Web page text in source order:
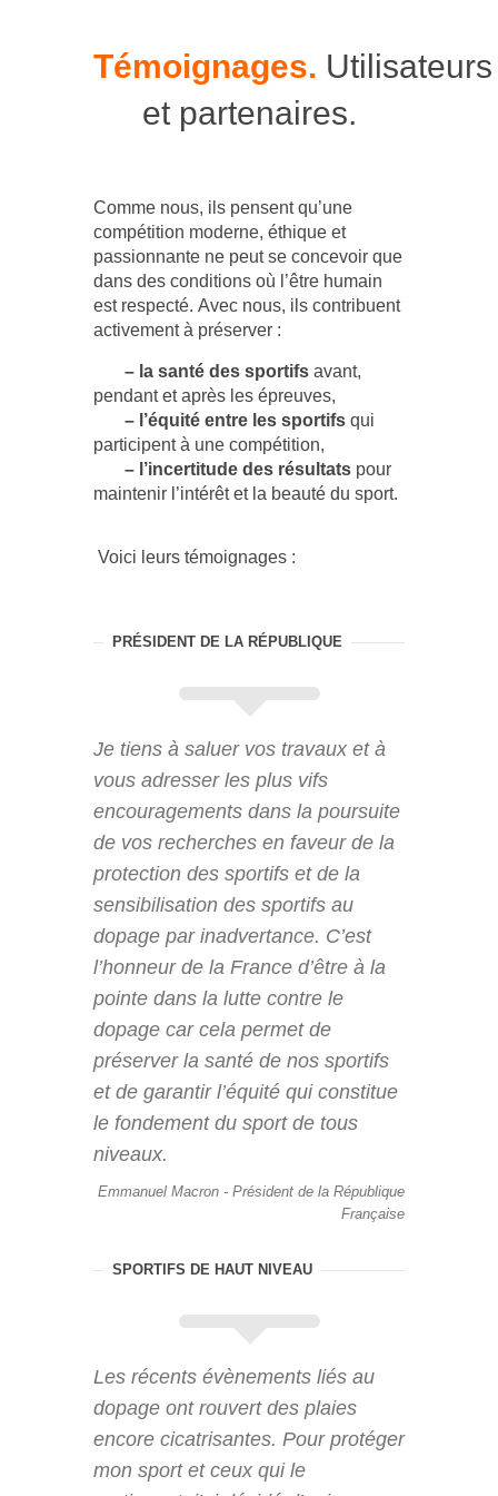
Témoignages. Utilisateurs
et partenaires.
Comme nous, ils pensent qu’une
compétition moderne, éthique et
passionnante ne peut se concevoir que
dans des conditions où l’être humain
est respecté. Avec nous, ils contribuent
activement à préserver :
– la santé des sportifs avant,
pendant et après les épreuves,
– l’équité entre les sportifs qui
participent à une compétition,
– l’incertitude des résultats pour
maintenir l’intérêt et la beauté du sport.
Voici leurs témoignages :
PRÉSIDENT DE LA RÉPUBLIQUE
Je tiens à saluer vos travaux et à
vous adresser les plus vifs
encouragements dans la poursuite
de vos recherches en faveur de la
protection des sportifs et de la
sensibilisation des sportifs au
dopage par inadvertance. C’est
l’honneur de la France d’être à la
pointe dans la lutte contre le
dopage car cela permet de
préserver la santé de nos sportifs
et de garantir l’équité qui constitue
le fondement du sport de tous
niveaux.
Emmanuel Macron - Président de la République
Française
SPORTIFS DE HAUT NIVEAU
Les récents évènements liés au
dopage ont rouvert des plaies
encore cicatrisantes. Pour protéger
mon sport et ceux qui le